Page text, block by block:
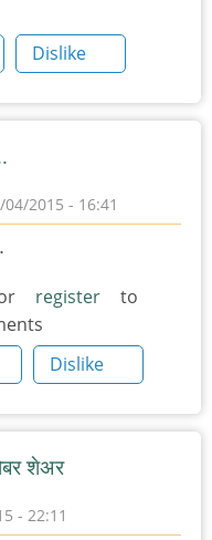
Dislike
2015 - 16:41
register
to
Dislike
शेअर
- 22:11